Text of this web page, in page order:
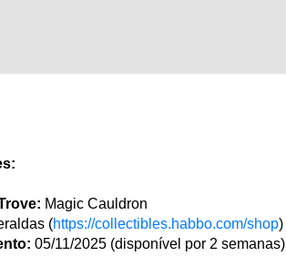
Magic Cauldron
(https://collectibles.habbo.com/shop)
05/11/2025 (disponível por 2 semanas)